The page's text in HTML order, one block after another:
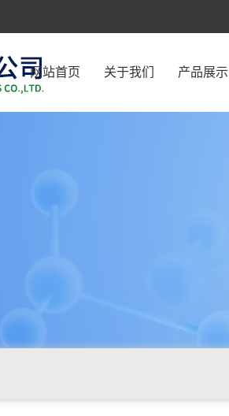
网站首页 关于我们 产品展示